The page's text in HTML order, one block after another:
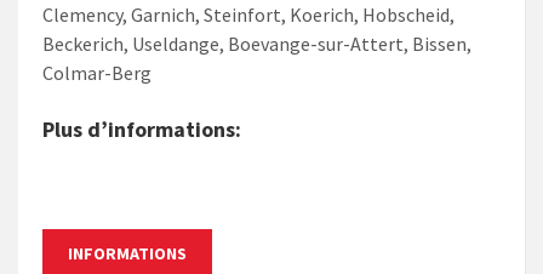
Clemency, Garnich, Steinfort, Koerich, Hobscheid,
Beckerich, Useldange, Boevange-sur-Attert, Bissen,
Colmar-Berg​
Plus d’informati​ons:
INFORMATIONS